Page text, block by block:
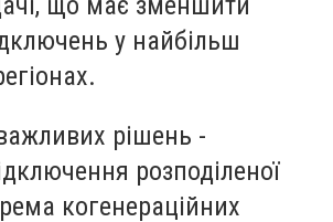
у найбільш
рішень -
розподіленої
когенераційних